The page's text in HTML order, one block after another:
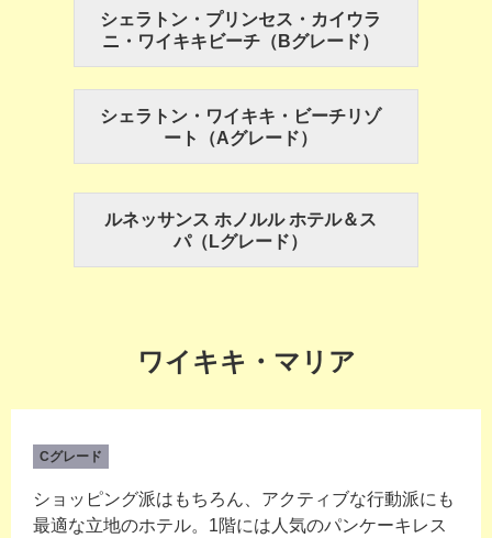
シェラトン・プリンセス・カイウラ
ニ・ワイキキビーチ（Bグレード）
シェラトン・ワイキキ・ビーチリゾ
ート（Aグレード）
ルネッサンス ホノルル ホテル＆ス
パ（Lグレード）
ワイキキ・マリア
Cグレード
ショッピング派はもちろん、アクティブな行動派にも
最適な立地のホテル。1階には人気のパンケーキレス